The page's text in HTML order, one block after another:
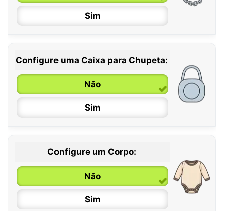
Sim
Configure uma Caixa para Chupeta:
Não
Sim
Configure um Corpo:
Não
Sim